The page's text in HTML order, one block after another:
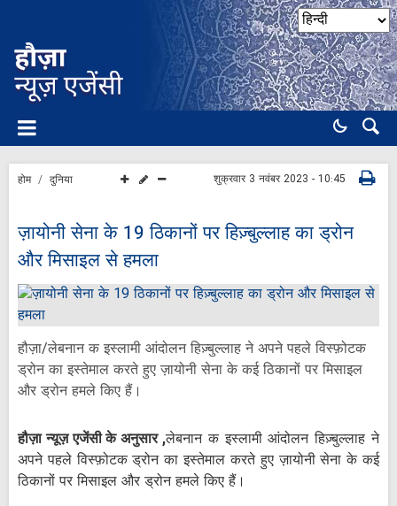
होम दुनिया शुक्रवार 3 नवंबर 2023 - 10:45
ज़ायोनी सेना के 19 ठिकानों पर हिज़्बुल्लाह का ड्रोन
और मिसाइल से हमला
हौज़ा/लेबनान क इस्लामी आंदोलन हिज़्बुल्लाह ने अपने पहले विस्फ़ोटक
ड्रोन का इस्तेमाल करते हुए ज़ायोनी सेना के कई ठिकानों पर मिसाइल
और ड्रोन हमले किए हैं।
हौज़ा न्यूज़ एजेंसी के अनुसार ,लेबनान क इस्लामी आंदोलन हिज़्बुल्लाह ने
अपने पहले विस्फ़ोटक ड्रोन का इस्तेमाल करते हुए ज़ायोनी सेना के कई
ठिकानों पर मिसाइल और ड्रोन हमले किए हैं।